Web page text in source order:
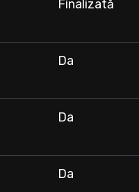
Finalizată
Da
Da
Da